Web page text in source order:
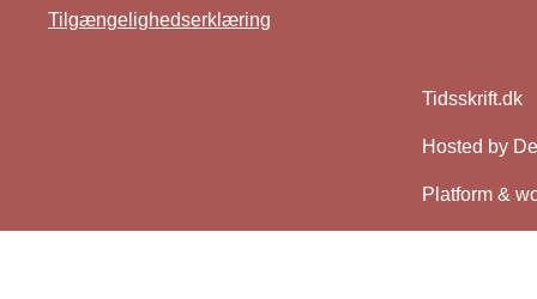
Tilgængelighedserklæring